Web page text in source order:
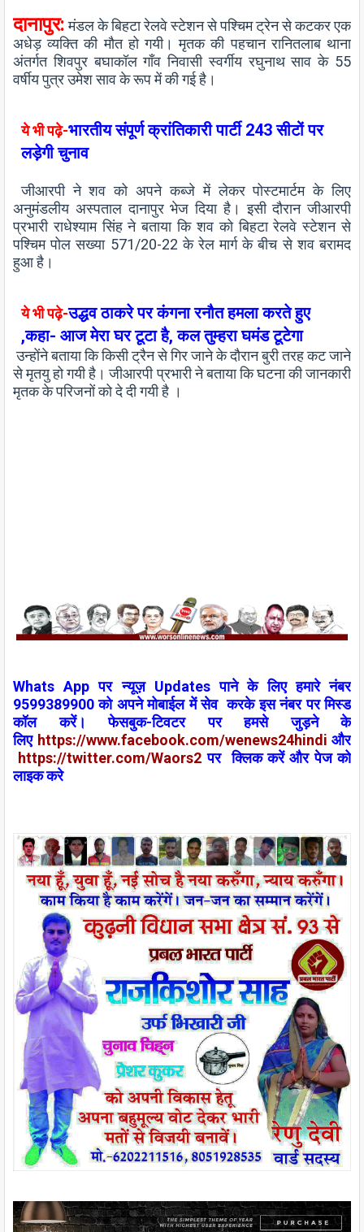
दानापुर: मंडल के बिहटा रेलवे स्टेशन से पश्चिम ट्रेन से कटकर एक
अधेड़ व्यक्ति की मौत हो गयी। मृतक की पहचान रानितलाब थाना
अंतर्गत शिवपुर बघाकॉल गाँव निवासी स्वर्गीय रघुनाथ साव के 55
वर्षीय पुत्र उमेश साव के रूप में की गई है।
ये भी पढ़े-भारतीय संपूर्ण क्रांतिकारी पार्टी 243 सीटों पर
लड़ेगी चुनाव
जीआरपी ने शव को अपने कब्जे में लेकर पोस्टमार्टम के लिए
अनुमंडलीय अस्पताल दानापुर भेज दिया है। इसी दौरान जीआरपी
प्रभारी राधेश्याम सिंह ने बताया कि शव को बिहटा रेलवे स्टेशन से
पश्चिम पोल सख्या 571/20-22 के रेल मार्ग के बीच से शव बरामद
हुआ है।
ये भी पढ़े-उद्धव ठाकरे पर कंगना रनौत हमला करते हुए
,कहा- आज मेरा घर टूटा है, कल तुम्हरा घमंड टूटेगा
उन्होंने बताया कि किसी ट्रैन से गिर जाने के दौरान बुरी तरह कट जाने
से मृतयु हो गयी है। जीआरपी प्रभारी ने बताया कि घटना की जानकारी
मृतक के परिजनों को दे दी गयी है ।
Whats App पर न्यूज़ Updatesपाने के लिए हमारे नंबर
9599389900 को अपने मोबाईलमें सेवकरके इस नंबर पर मिस्ड
कॉलकरें। फेसबुक-टिवटर पर हमसे जुड़ने के
लिए https://www.facebook.com/wenews24hindi और
https://twitter.com/Waors2 पर क्लिककरें और पेज को
लाइक करे